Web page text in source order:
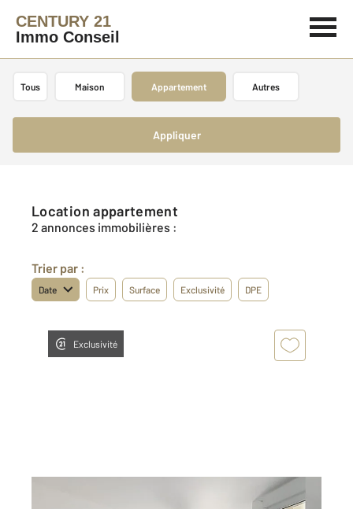
CENTURY 21
Immo Conseil
Tous Maison Appartement Autres
Appliquer
Location appartement
2 annonces immobilières :
Trier par :
Date Prix Surface Exclusivité DPE
Exclusivité